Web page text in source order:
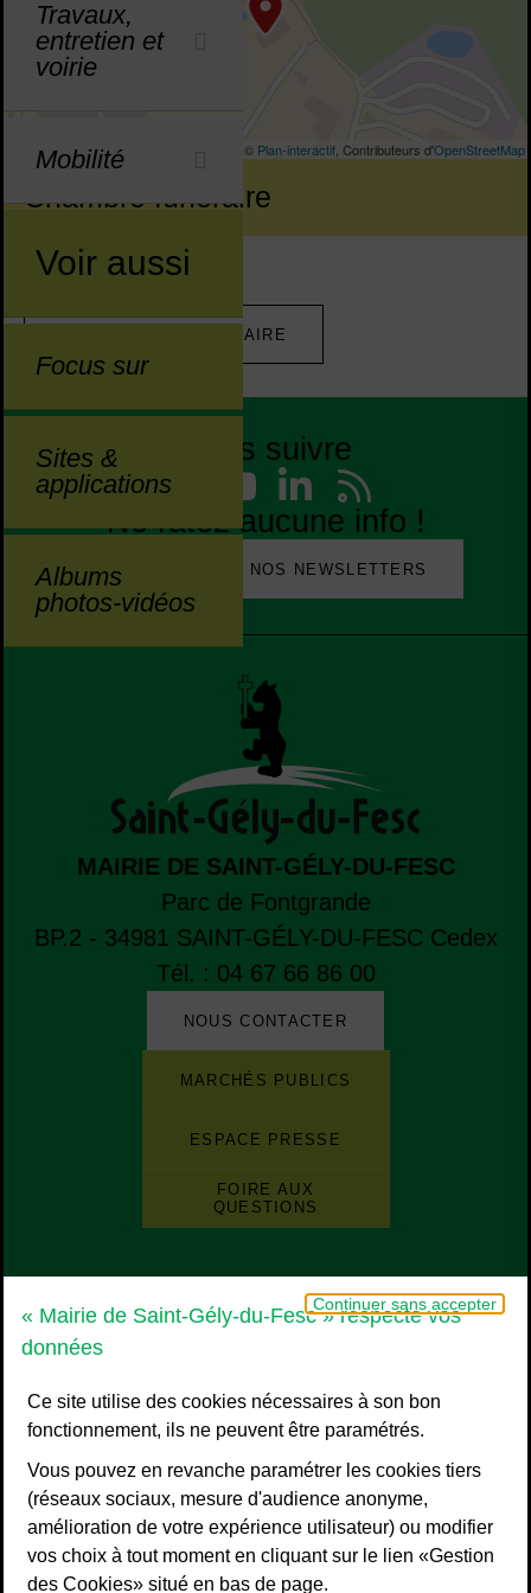
Continuer sans accepter
« Mairie de Saint-Gély-du-Fesc » respecte vos
données
Ce site utilise des cookies nécessaires à son bon
fonctionnement, ils ne peuvent être paramétrés.
Vous pouvez en revanche paramétrer les cookies tiers
(réseaux sociaux, mesure d'audience anonyme,
amélioration de votre expérience utilisateur) ou modifier
vos choix à tout moment en cliquant sur le lien «Gestion
des Cookies» situé en bas de page.
Travaux,
entretien et
voirie
Mobilité
Voir aussi
Focus sur
Sites &
applications
Albums
photos-vidéos
© Plan-interactif , Contributeurs d'OpenStreetMap
Chambre funéraire
RETOUR À L'ANNUAIRE
Nous suivre
Liste des réseaux
Liste des réseaux
Facebook
YouTube
Ne ratez aucune info !
S’INSCRIRE À NOS NEWSLETTERS
MAIRIE DE SAINT-GÉLY-DU-FESC
Parc de Fontgrande
BP.2 - 34981 SAINT-GÉLY-DU-FESC Cedex
Tél. : 04 67 66 86 00
NOUS CONTACTER
MARCHÉS PUBLICS
ESPACE PRESSE
FOIRE AUX
QUESTIONS
Grand Pic Saint-Loup - Communauté
Liens bas de page
Mentions légales